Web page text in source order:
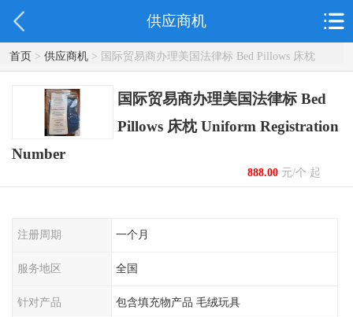
供应商机
首页> 供应商机> 国际贸易商办理美国法律标 Bed Pillows 床枕
Uniform Registration Number
国际贸易商办理美国法律标 Bed
Pillows 床枕 Uniform Registration
Number
888.00元/个 起
注册周期 一个月
服务地区 全国
针对产品 包含填充物产品 毛绒玩具